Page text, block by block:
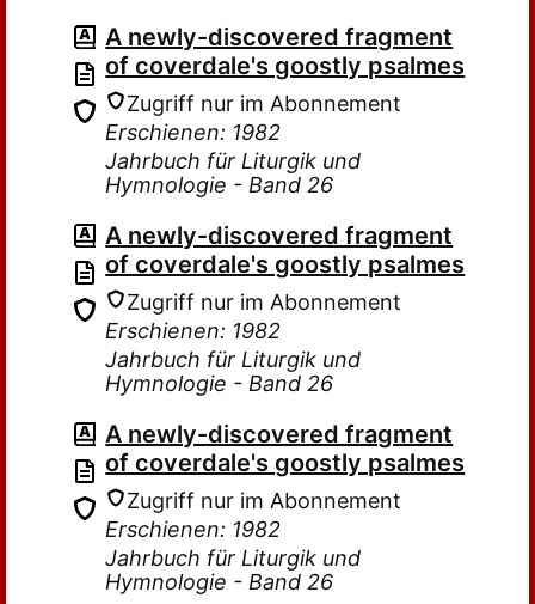
A newly-discovered fragment
of coverdale's goostly psalmes
Zugriff nur im Abonnement
Erschienen: 1982
Jahrbuch für Liturgik und
Hymnologie - Band 26
A newly-discovered fragment
of coverdale's goostly psalmes
Zugriff nur im Abonnement
Erschienen: 1982
Jahrbuch für Liturgik und
Hymnologie - Band 26
A newly-discovered fragment
of coverdale's goostly psalmes
Zugriff nur im Abonnement
Erschienen: 1982
Jahrbuch für Liturgik und
Hymnologie - Band 26